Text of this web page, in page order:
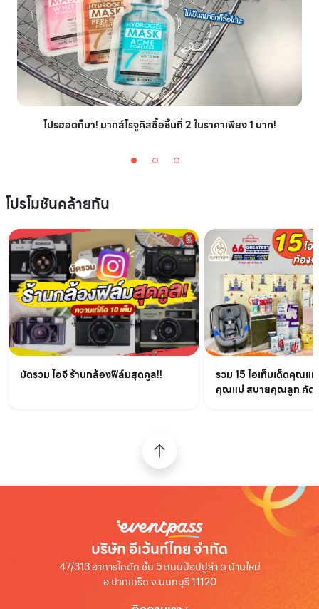
โปรฮอตก็มา! มากส์โรจูคิสซื้อชิ้นที่ 2 ในราคาเพียง 1 บาท!
โปรโมชันคล้ายกัน
มัดรวม ไอจี ร้านกล้องฟิล์มสุดคูล!!
รวม 15 ไอเท็มเด็ดคุณแ
คุณแม่ สบายคุณลูก คัด
บริษัท อีเว้นท์ไทย จำกัด
47/313 อาคารไคตัค ชั้น 5 ถนนป๊อปปูล่า ต.บ้านใหม่
อ.ปากเกร็ด จ.นนทบุรี 11120